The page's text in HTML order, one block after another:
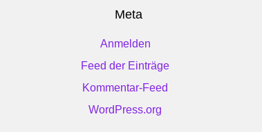
Meta
Anmelden
Feed der Einträge
Kommentar-Feed
WordPress.org